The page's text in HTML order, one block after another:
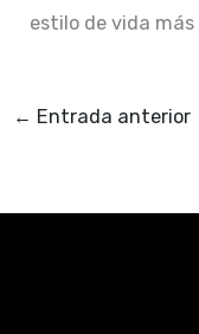
estilo de vida más
← Entrada anterior